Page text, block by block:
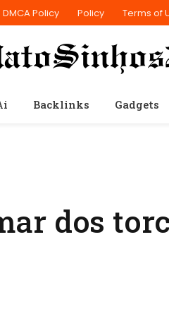
DMCA Policy Policy Terms of
Backlinks Gadgets
dos